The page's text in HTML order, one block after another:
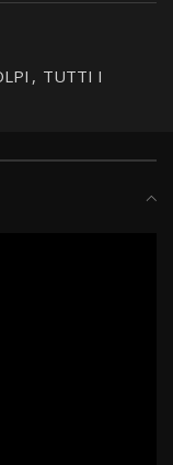
, TUTTI I